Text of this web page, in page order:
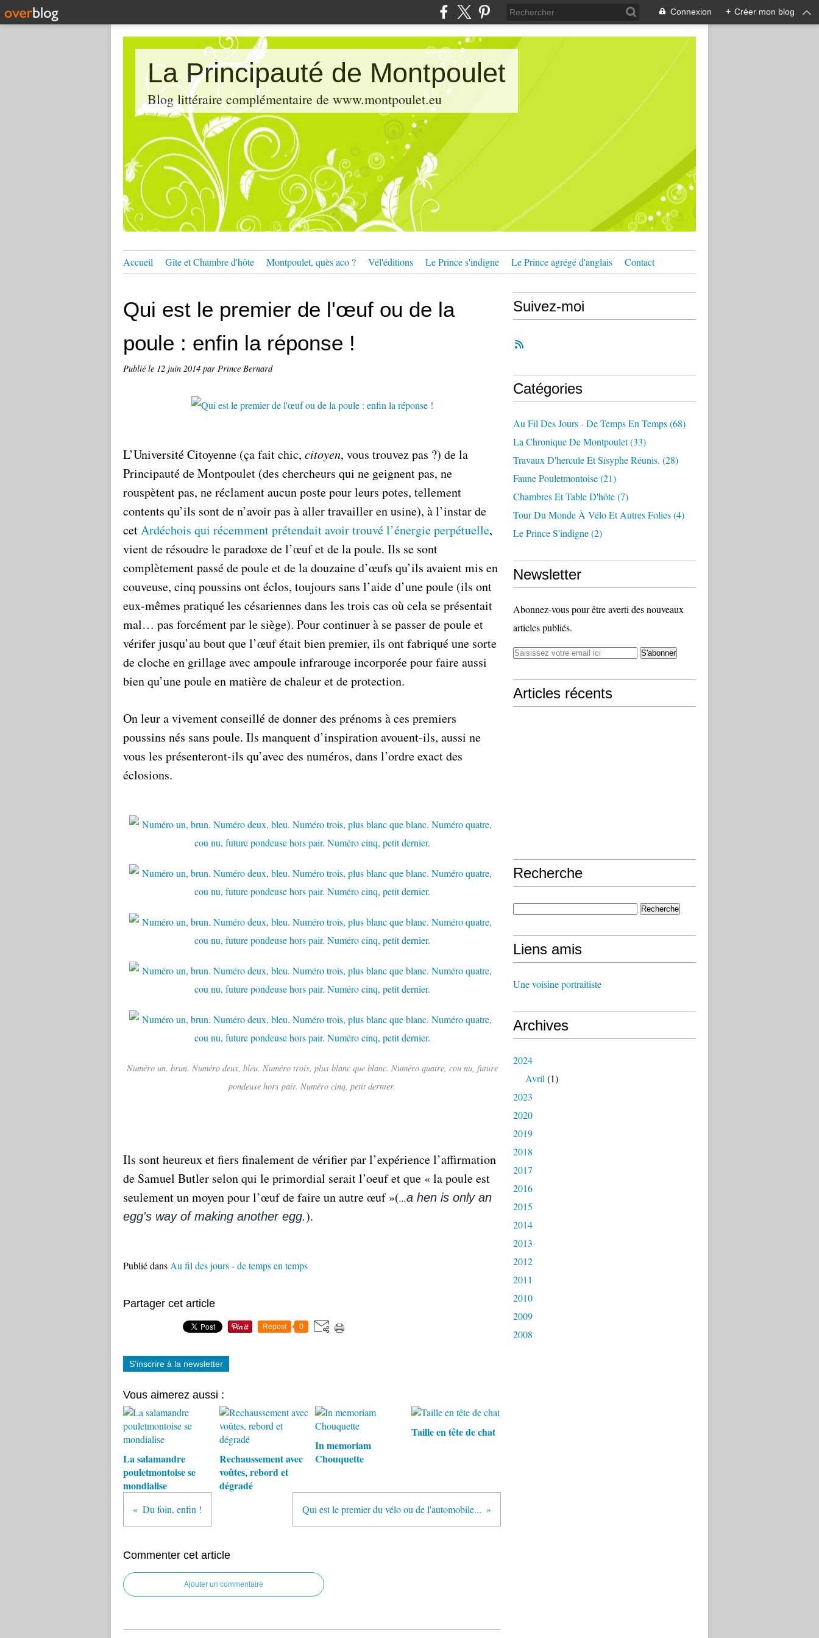
Connexion + Créer mon blog
La Principauté de Montpoulet
Blog littéraire complémentaire de www.montpoulet.eu
Accueil Gîte et Chambre d'hôte Montpoulet, quès aco ? Vél'éditions Le Prince s'indigne Le Prince agrégé d'anglais Contact
Qui est le premier de l'œuf ou de la
poule : enfin la réponse !
Publié le 12 juin 2014 par Prince Bernard
L’Université Citoyenne (ça fait chic, citoyen, vous trouvez pas ?) de la
Principauté de Montpoulet (des chercheurs qui ne geignent pas, ne
rouspètent pas, ne réclament aucun poste pour leurs potes, tellement
contents qu’ils sont de n’avoir pas à aller travailler en usine), à l’instar de
cetArdéchois qui récemment prétendait avoir trouvé l’énergie perpétuelle,
vient de résoudre le paradoxe de l’œuf et de la poule. Ils se sont
complètement passé de poule et de la douzaine d’œufs qu’ils avaient mis en
couveuse, cinq poussins ont éclos, toujours sans l’aide d’une poule (ils ont
eux-mêmes pratiqué les césariennes dans les trois cas où cela se présentait
mal… pas forcément par le siège). Pour continuer à se passer de poule et
vérifer jusqu’au bout que l’œuf était bien premier, ils ont fabriqué une sorte
de cloche en grillage avec ampoule infrarouge incorporée pour faire aussi
bien qu’une poule en matière de chaleur et de protection.
On leur a vivement conseillé de donner des prénoms à ces premiers
poussins nés sans poule. Ils manquent d’inspiration avouent-ils, aussi ne
vous les présenteront-ils qu’avec des numéros, dans l’ordre exact des
éclosions.
Numéro un, brun. Numéro deux, bleu. Numéro trois, plus blanc que blanc. Numéro quatre, cou nu, future
pondeuse hors pair. Numéro cinq, petit dernier.
Ils sont heureux et fiers finalement de vérifier par l’expérience l’affirmation
de Samuel Butler selon qui le primordial serait l’oeuf et que « la poule est
seulement un moyen pour l’œuf de faire un autre œuf »(...a hen is only an
egg's way of making another egg.).
Publié dans Au fil des jours - de temps en temps
Partager cet article
Repost 0
S'inscrire à la newsletter
Vous aimerez aussi :
La salamandre
pouletmontoise se
mondialise
Rechaussement avec
voûtes, rebord et
dégradé
In memoriam
Chouquette
Taille en tête de chat
Du foin, enfin ! Qui est le premier du vélo ou de l'automobile...
Commenter cet article
Ajouter un commentaire
Suivez-moi
Catégories
Au Fil Des Jours - De Temps En Temps(68)
La Chronique De Montpoulet(33)
Travaux D'hercule Et Sisyphe Réunis. (28)
Faune Pouletmontoise(21)
Chambres Et Table D'hôte(7)
Tour Du Monde À Vélo Et Autres Folies(4)
Le Prince S'indigne(2)
Newsletter
Abonnez-vous pour être averti des nouveaux
articles publiés.
Articles récents
Recherche
Liens amis
Une voisine portraitiste
Archives
2024
Avril (1)
2023
2020
2019
2018
2017
2016
2015
2014
2013
2012
2011
2010
2009
2008